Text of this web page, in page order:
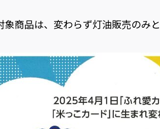
商品は、変わらず灯油販売のみと